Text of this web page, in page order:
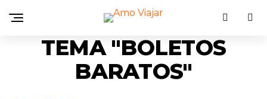
TEMA "BOLETOS
BARATOS"